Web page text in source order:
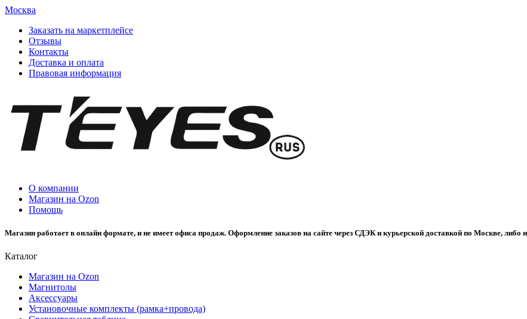
Москва
Заказать на маркетплейсе
Отзывы
Контакты
Доставка и оплата
Правовая информация
О компании
Магазин на Ozon
Помощь
Магазин работает в онлайн формате, и не имеет офиса продаж. Оформление заказов на сайте через СДЭК и курьерской доставкой по Москве, либо
Каталог
Магазин на Ozon
Магнитолы
Аксессуары
Установочные комплекты (рамка+провода)